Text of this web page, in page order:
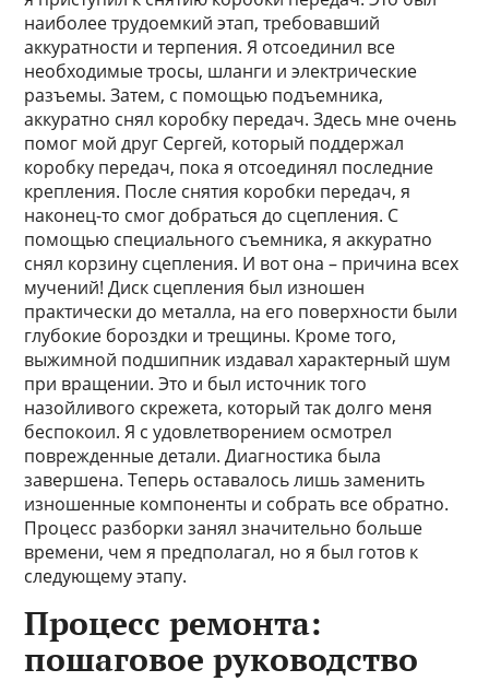
наиболее трудоемкий этап, требовавший
аккуратности и терпения. Я отсоединил все
необходимые тросы, шланги и электрические
разъемы. Затем, с помощью подъемника,
аккуратно снял коробку передач. Здесь мне очень
помог мой друг Сергей, который поддержал
коробку передач, пока я отсоединял последние
крепления. После снятия коробки передач, я
наконец-то смог добраться до сцепления. С
помощью специального съемника, я аккуратно
снял корзину сцепления. И вот она – причина всех
мучений! Диск сцепления был изношен
практически до металла, на его поверхности были
глубокие бороздки и трещины. Кроме того,
выжимной подшипник издавал характерный шум
при вращении. Это и был источник того
назойливого скрежета, который так долго меня
беспокоил. Я с удовлетворением осмотрел
поврежденные детали. Диагностика была
завершена. Теперь оставалось лишь заменить
изношенные компоненты и собрать все обратно.
Процесс разборки занял значительно больше
времени, чем я предполагал, но я был готов к
следующему этапу.
Процесс ремонта:
пошаговое руководство